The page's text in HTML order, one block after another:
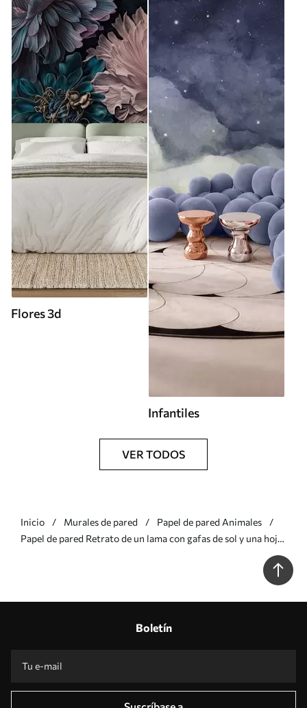
Flores 3d
Infantiles
VER TODOS
Inicio Murales de pared
Papel de pared Animales
Papel de pared Retrato de un lama con gafas de sol y una hoja
Boletín